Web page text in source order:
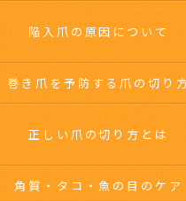
陥入爪の原因について
巻き爪を予防する爪の切り
正しい爪の切り方とは
角質・タコ・魚の目のケア